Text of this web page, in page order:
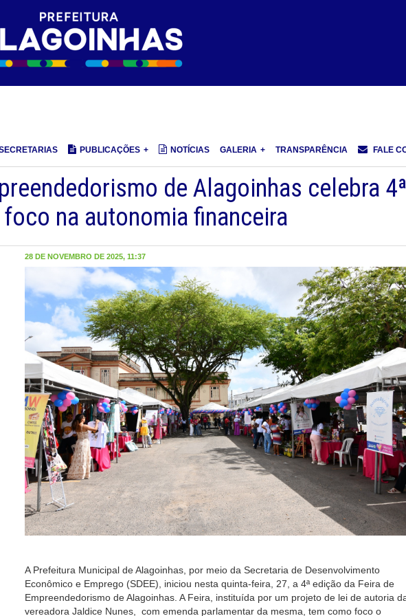
PUBLICAÇÕES NOTÍCIAS GALERIA TRANSPARÊNCIA FALE
de Alagoinhas celebra
na autonomia financeira
28 DE NOVEMBRO DE 2025, 11:37
A Prefeitura Municipal de Alagoinhas, por meio da Secretaria de Desenvolvimento
Econômico e Emprego (SDEE), iniciou nesta quinta-feira, 27, a 4ª edição da Feira de
Empreendedorismo de Alagoinhas. A Feira, instituída por um projeto de lei de autoria
vereadora Jaldice Nunes, com emenda parlamentar da mesma, tem como foco o